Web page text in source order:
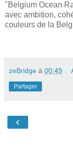
"Belgium Ocean
avec ambition,
couleurs de la
zeBridge à 00:49
Partager
‹